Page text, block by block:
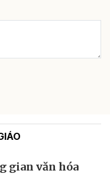
gian văn hóa